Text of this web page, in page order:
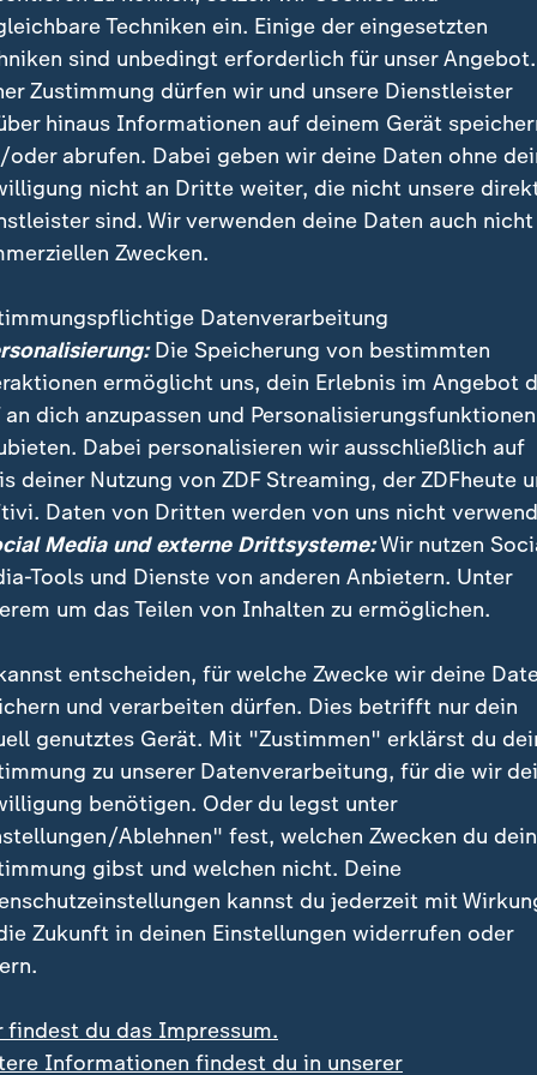
von einem Monat Berufung einlegen.
Familie lebt in Unsicherheit
der Gerichtsentscheidung zur Abschiebung kam,
für Proteste in
Brandenburg . Die Brandenburger
steht in direktem Kontakt mit der Familie. Ihren
"Auch das Haus des Onkels ist nicht komplett
eigenen vier Wänden, weil alles andere für die
fließendes Wasser, nur unregelmäßig Strom. Auch
sei nicht in der Nähe.
auf Gerechtigkeit
gegen die
Kleinstadt regte sich nach der
Maatz haben einen Protestbrief an das
geschrieben und eine Online-Petition gestartet.
sich um ihre Integration bemüht. "Wir sind
so Emil Rietpitsch, der Initiator der Petition.
Entscheidung des Verwaltungsgerichts sagte
Wilke (parteilos, fürSPD), er wolle sich für eine
sollte der Gerichtsentscheid des
illegal gewesen sei, im
Techniken ein. Einige der eingesetzten
sind unbedingt erforderlich für unser
Zustimmung dürfen wir und unsere Dienstleister
hinaus Informationen auf deinem Gerät
oder abrufen. Dabei geben wir deine Daten ohne
nicht an Dritte weiter, die nicht unsere
sind. Wir verwenden deine Daten auch nicht
Zwecken.
Datenverarbeitung
Die Speicherung von bestimmten
ermöglicht uns, dein Erlebnis im Angebot
an dich anzupassen und Personalisierungsfunktionen
Dabei personalisieren wir ausschließlich auf
deiner Nutzung von ZDF Streaming, der ZDFheute
Daten von Dritten werden von uns nicht
Media und externe Drittsysteme:Wir nutzen
Tools und Dienste von anderen Anbietern. Unter
um das Teilen von Inhalten zu ermöglichen.
entscheiden, für welche Zwecke wir deine
und verarbeiten dürfen. Dies betrifft nur dein
genutztes Gerät. Mit "Zustimmen" erklärst du
zu unserer Datenverarbeitung, für die wir
benötigen. Oder du legst unter
Ablehnen" fest, welchen Zwecken du
gibst und welchen nicht. Deine
kannst du jederzeit mit
Zukunft in deinen Einstellungen widerrufen oder
findest du das Impressum.
Informationen findest du in unserer